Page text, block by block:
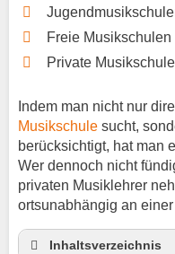
Freie Musikschulen
Private
Indem man nicht nur
Musikschule sucht,
berücksichtigt, hat man
Wer dennoch nicht
privaten Musiklehrer
ortsunabhängig an
Inhaltsverzeichnis